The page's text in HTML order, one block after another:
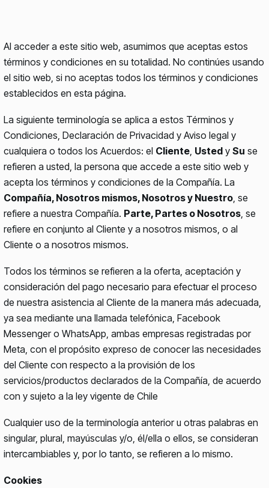
Al acceder a este sitio web, asumimos que aceptas estos
términos y condiciones en su totalidad. No continúes usando
el sitio web, si no aceptas todos los términos y condiciones
establecidos en esta página.
La siguiente terminología se aplica a estos Términos y
Condiciones, Declaración de Privacidad y Aviso legal y
cualquiera o todos los Acuerdos: el Cliente Usted y Su se
refieren a usted, la persona que accede a este sitio web y
acepta los términos y condiciones de la Compañía. La
Compañía, Nosotros mismos, Nosotros y Nuestro , se
refiere a nuestra Compañía. Parte, Partes o Nosotros , se
refiere en conjunto al Cliente y a nosotros mismos, o al
Cliente o a nosotros mismos.
Todos los términos se refieren a la oferta, aceptación y
consideración del pago necesario para efectuar el proceso
de nuestra asistencia al Cliente de la manera más adecuada,
ya sea mediante una llamada telefónica, Facebook
Messenger o WhatsApp, ambas empresas registradas por
Meta, con el propósito expreso de conocer las necesidades
del Cliente con respecto a la provisión de los
servicios/productos declarados de la Compañía, de acuerdo
con y sujeto a la ley vigente de Chile
Cualquier uso de la terminología anterior u otras palabras en
singular, plural, mayúsculas y/o, él/ella o ellos, se consideran
intercambiables y, por lo tanto, se refieren a lo mismo.
Cookies